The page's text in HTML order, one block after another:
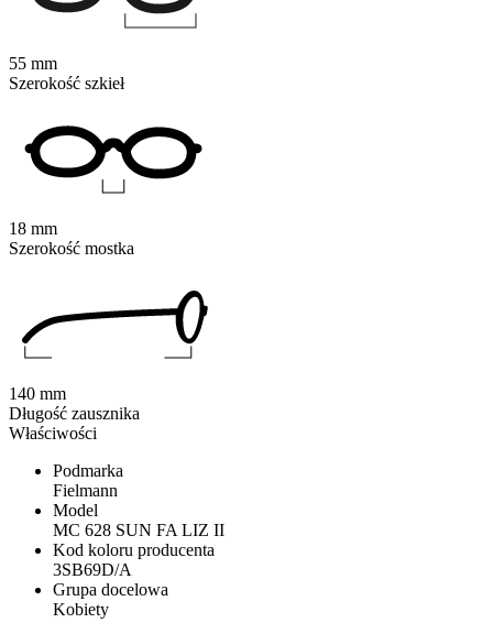
Właściwości
Podmarka
Fielmann
Model
MC 628 SUN FA LIZ II
Kod koloru producenta
3SB69D/A
Grupa docelowa
Kobiety
55 mm
Szerokość szkieł
18 mm
Szerokość mostka
140 mm
Długość zausznika